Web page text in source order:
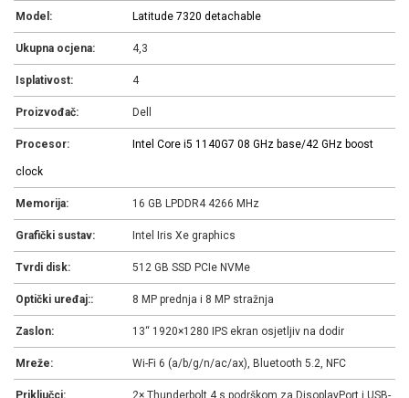
Model: Latitude 7320 detachable
Ukupna ocjena: 4,3
Isplativost: 4
Proizvođač: Dell
Procesor: Intel Core i5 1140G7 08 GHz base/42 GHz boost
clock
Memorija: 16 GB LPDDR4 4266 MHz
Grafički sustav: Intel Iris Xe graphics
Tvrdi disk: 512 GB SSD PCIe NVMe
Optički uređaj:: 8 MP prednja i 8 MP stražnja
Zaslon: 13“ 1920×1280 IPS ekran osjetljiv na dodir
Mreže: Wi-Fi 6 (a/b/g/n/ac/ax), Bluetooth 5.2, NFC
Priključci: 2× Thunderbolt 4 s podrškom za DisoplayPort i USB-